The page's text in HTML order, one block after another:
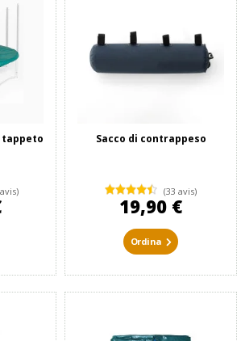
tappeto
Sacco di contrappeso
(33 avis)
19,90 €
Ordina